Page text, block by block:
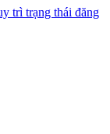
trì trạng thái đăng